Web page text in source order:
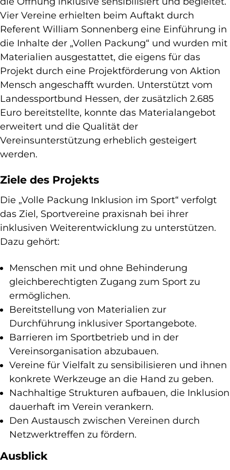
Vier Vereine erhielten beim Auftakt durch
Referent William Sonnenberg eine Einführung in
die Inhalte der „Vollen Packung“ und wurden mit
Materialien ausgestattet, die eigens für das
Projekt durch eine Projektförderung von Aktion
Mensch angeschafft wurden. Unterstützt vom
Landessportbund Hessen, der zusätzlich 2.685
Euro bereitstellte, konnte das Materialangebot
erweitert und die Qualität der
Vereinsunterstützung erheblich gesteigert
werden.
Ziele des Projekts
Die „Volle Packung Inklusion im Sport“ verfolgt
das Ziel, Sportvereine praxisnah bei ihrer
inklusiven Weiterentwicklung zu unterstützen.
Dazu gehört:
Menschen mit und ohne Behinderung
gleichberechtigten Zugang zum Sport zu
ermöglichen.
Bereitstellung von Materialien zur
Durchführung inklusiver Sportangebote.
Barrieren im Sportbetrieb und in der
Vereinsorganisation abzubauen.
Vereine für Vielfalt zu sensibilisieren und ihnen
konkrete Werkzeuge an die Hand zu geben.
Nachhaltige Strukturen aufbauen, die Inklusion
dauerhaft im Verein verankern.
Den Austausch zwischen Vereinen durch
Netzwerktreffen zu fördern.
Ausblick